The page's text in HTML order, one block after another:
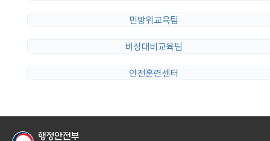
민방위교육팀
비상대비교육팀
안전훈련센터